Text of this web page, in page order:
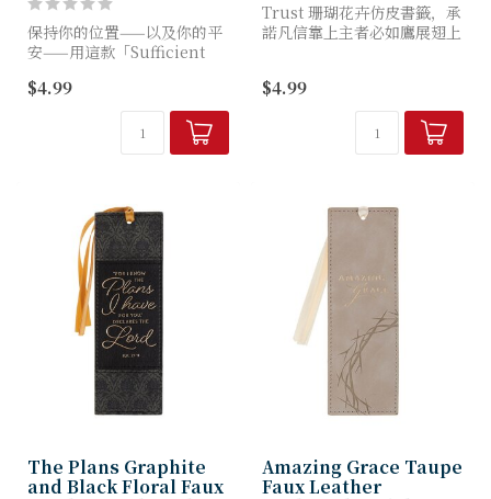
保持你的位置——以及你的平
安——用這款「Sufficient
籤，它美麗地提醒著：上帝的
恩典每日滿足一切所需。
柔軟的灰褐色仿...
$4.99
Trust 珊瑚花卉仿皮書籤，承
諾凡信靠上主者必如鷹展翅上
與故事，在疲憊牽扯靈魂時，
引導您仰望神明。
$4.99
The Plans Graphite
and Black Floral Faux
Amazing Grace Taupe
Faux Leather